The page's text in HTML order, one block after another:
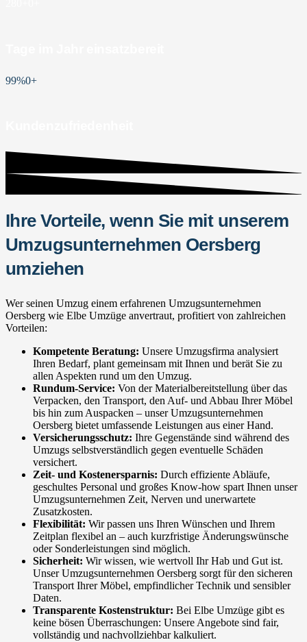
99%0+
Ihre Vorteile, wenn Sie mit unserem
Umzugsunternehmen Oersberg
umziehen
Wer seinen Umzug einem erfahrenen Umzugsunternehmen
Oersberg wie Elbe Umzüge anvertraut, profitiert von zahlreichen
Vorteilen:
Kompetente Beratung: Unsere Umzugsfirma analysiert
Ihren Bedarf, plant gemeinsam mit Ihnen und berät Sie zu
allen Aspekten rund um den Umzug.
Rundum-Service: Von der Materialbereitstellung über das
Verpacken, den Transport, den Auf- und Abbau Ihrer Möbel
bis hin zum Auspacken – unser Umzugsunternehmen
Oersberg bietet umfassende Leistungen aus einer Hand.
Versicherungsschutz: Ihre Gegenstände sind während des
Umzugs selbstverständlich gegen eventuelle Schäden
versichert.
Zeit- und Kostenersparnis: Durch effiziente Abläufe,
geschultes Personal und großes Know-how spart Ihnen unser
Umzugsunternehmen Zeit, Nerven und unerwartete
Zusatzkosten.
Flexibilität: Wir passen uns Ihren Wünschen und Ihrem
Zeitplan flexibel an – auch kurzfristige Änderungswünsche
oder Sonderleistungen sind möglich.
Sicherheit: Wir wissen, wie wertvoll Ihr Hab und Gut ist.
Unser Umzugsunternehmen Oersberg sorgt für den sicheren
Transport Ihrer Möbel, empfindlicher Technik und sensibler
Daten.
Transparente Kostenstruktur: Bei Elbe Umzüge gibt es
keine bösen Überraschungen: Unsere Angebote sind fair,
vollständig und nachvollziehbar kalkuliert.